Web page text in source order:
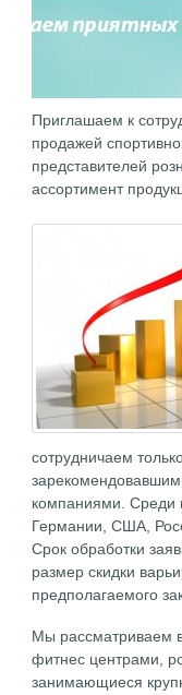
Приглашаем к
продажей
представителей
ассортимент
сотрудничаем
компаниями. Среди
Германии, США,
Срок обработки
размер скидки
предполагаемого
Мы рассматриваем
фитнес центрами,
занимающиеся